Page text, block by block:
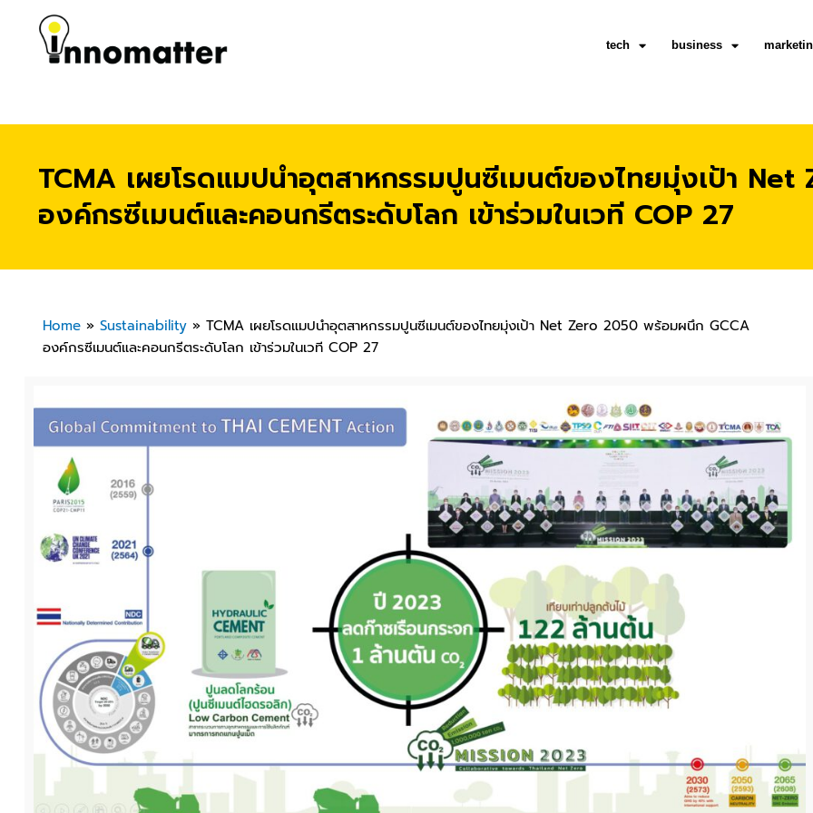
tech business
TCMA เผยโรดแมปนำอุตสาหกรรมปูนซีเมนต์ของไทยมุ่งเป้า
องค์กรซีเมนต์และคอนกรีตระดับโลก เข้าร่วมในเวที COP 27
Home» Sustainability» TCMA เผยโรดแมปนำอุตสาหกรรมปูนซีเมนต์ของไทยมุ่งเป้า Net Zero 2050 พร้อมผนึก GCCA
องค์กรซีเมนต์และคอนกรีตระดับโลก เข้าร่วมในเวที COP 27